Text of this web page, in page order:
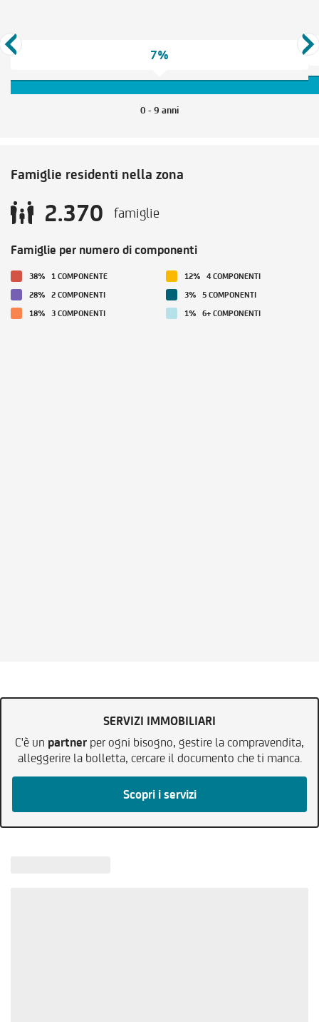
7%
0 - 9 anni
Famiglie residenti nella zona
2.370 famiglie
Famiglie per numero di componenti
38%
1 COMPONENTE
28%
2 COMPONENTI
18%
3 COMPONENTI
12%
4 COMPONENTI
3%
5 COMPONENTI
1%
6+ COMPONENTI
SERVIZI IMMOBILIARI
C'è un partner per ogni bisogno, gestire la compravendita,
alleggerire la bolletta, cercare il documento che ti manca.
Scopri i servizi